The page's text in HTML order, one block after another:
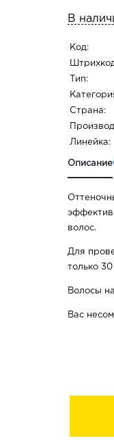
В
Код:
Тип:
Страна:
Линейка:
Описание
волос.
Для
только
Волосы
Вас